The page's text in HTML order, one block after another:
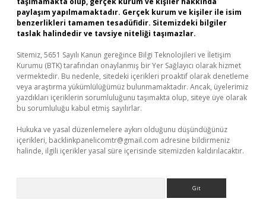
paylaşım yapılmamaktadır. Gerçek kurum ve kişiler ile isim
benzerlikleri tamamen tesadüfidir. Sitemizdeki bilgiler
taslak halindedir ve tavsiye niteliği taşımazlar.
Sitemiz, 5651 Sayılı Kanun gereğince Bilgi Teknolojileri ve İletişim
Kurumu (BTK) tarafından onaylanmış bir Yer Sağlayıcı olarak hizmet
vermektedir. Bu nedenle, sitedeki içerikleri proaktif olarak denetleme
veya araştırma yükümlülüğümüz bulunmamaktadır. Ancak, üyelerimiz
yazdıkları içeriklerin sorumluluğunu taşımakta olup, siteye üye olarak
bu sorumluluğu kabul etmiş sayılırlar.
Hukuka ve yasal düzenlemelere aykırı olduğunu düşündüğünüz
içerikleri, backlinkpanelicomtr@gmail.com adresine bildirmeniz
halinde, ilgili içerikler yasal süre içerisinde sitemizden kaldırılacaktır.